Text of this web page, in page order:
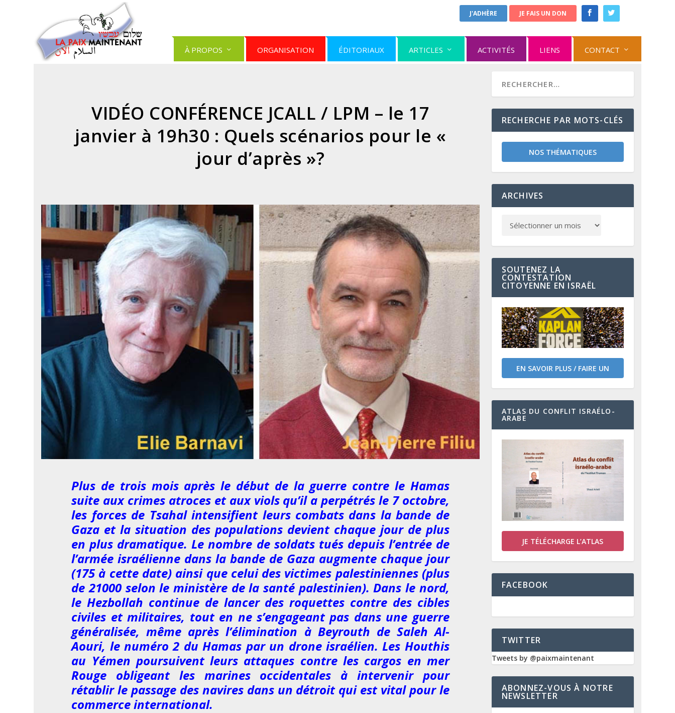
J'ADHÈRE JE FAIS UN DON
À PROPOS ORGANISATION ÉDITORIAUX ARTICLES ACTIVITÉS LIENS CONTACT
VIDÉO CONFÉRENCE JCALL / LPM – le 17
janvier à 19h30 : Quels scénarios pour le «
jour d’après »?
Plus de trois mois après le début de la guerre contre le Hamas
suite aux crimes atroces et aux viols qu’il a perpétrés le 7 octobre,
les forces de Tsahal intensifient leurs combats dans la bande de
Gaza et la situation des populations devient chaque jour de plus
en plus dramatique. Le nombre de soldats tués depuis l’entrée de
l’armée israélienne dans la bande de Gaza augmente chaque jour
(175 à cette date) ainsi que celui des victimes palestiniennes (plus
de 21000 selon le ministère de la santé palestinien). Dans le nord,
le Hezbollah continue de lancer des roquettes contre des cibles
civiles et militaires, tout en ne s’engageant pas dans une guerre
généralisée, même après l’élimination à Beyrouth de Saleh Al-
Aouri, le numéro 2 du Hamas par un drone israélien. Les Houthis
au Yémen poursuivent leurs attaques contre les cargos en mer
Rouge obligeant les marines occidentales à intervenir pour
rétablir le passage des navires dans un détroit qui est vital pour le
commerce international.
RECHERCHE PAR MOTS-CLÉS
NOS THÉMATIQUES
ARCHIVES
SOUTENEZ LA
CONTESTATION
CITOYENNE EN ISRAËL
EN SAVOIR PLUS / FAIRE UN
DON
ATLAS DU CONFLIT ISRAÉLO-
ARABE
JE TÉLÉCHARGE L’ATLAS
FACEBOOK
TWITTER
Tweets by @paixmaintenant
ABONNEZ-VOUS À NOTRE
NEWSLETTER